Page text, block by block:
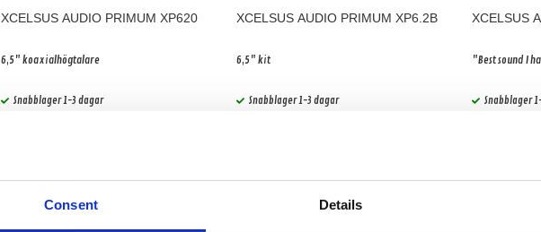
Consent Details
XCELSUS AUDIO PRIMUM XP620
6,5" koaxialhögtalare
Snabblager 1-3 dagar
XCELSUS AUDIO PRIMUM XP6.2B
6,5" kit
Snabblager 1-3 dagar
XCELSUS
"Best sound I
Snabblager